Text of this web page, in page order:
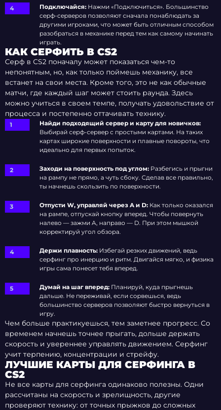
Подключайся: Нажми «Подключиться». Большинство
серф-серверов позволяют сначала понаблюдать за
другими игроками, что может быть отличным способом
разобраться в механике перед тем как самому начинать
играть.
КАК СЕРФИТЬ В CS2
Серф в CS2 поначалу может показаться чем-то
непонятным, но, как только поймешь механику, все
встанет на свои места. Кроме того, это не как обычные
матчи, где каждый шаг может стоить раунда. Здесь
можно учиться в своем темпе, получать удовольствие от
процесса и постепенно оттачивать технику.
Найди подходящий сервер и карту для новичков:
Выбирай серф-сервер с простыми картами. На таких
картах широкие поверхности и плавные повороты, что
идеально для первых попыток.
Заходи на поверхность под углом: Разбегись и прыгни
на рампу не прямо, а чуть сбоку. Сделав все правильно,
ты начнешь скользить по поверхности.
Отпусти W, управляй через A и D: Как только оказался
на рампе, отпускай кнопку вперед. Чтобы повернуть
налево — зажми A, направо — D. При этом мышкой
корректируй угол обзора.
Держи плавность: Избегай резких движений, ведь
серфинг про инерцию и ритм. Двигайся мягко, и физика
игры сама понесет тебя вперед.
Думай на шаг вперед: Планируй, куда прыгнешь
дальше. Не переживай, если сорвешься, ведь
большинство серверов позволяют быстро вернуться в
игру.
Чем больше практикуешься, тем заметнее прогресс. Со
временем начнешь точнее прыгать, дольше держать
скорость и увереннее управлять движением. Серфинг
учит терпению, концентрации и стрейфу.
ЛУЧШИЕ КАРТЫ ДЛЯ СЕРФИНГА В
CS2
Не все карты для серфинга одинаково полезны. Одни
рассчитаны на скорость и зрелищность, другие
проверяют технику: от точных прыжков до сложных